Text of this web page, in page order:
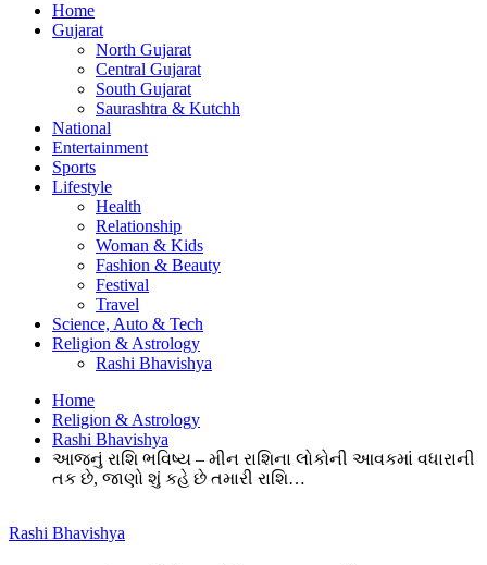
Home
Gujarat
North Gujarat
Central Gujarat
South Gujarat
Saurashtra & Kutchh
National
Entertainment
Sports
Lifestyle
Health
Relationship
Woman & Kids
Fashion & Beauty
Festival
Travel
Science, Auto & Tech
Religion & Astrology
Rashi Bhavishya
Home
Religion & Astrology
Rashi Bhavishya
આજનું રાશિ ભવિષ્ય – મીન રાશિના લોકોની આવકમાં વધારાની
તક છે, જાણો શું કહે છે તમારી રાશિ…
Rashi Bhavishya